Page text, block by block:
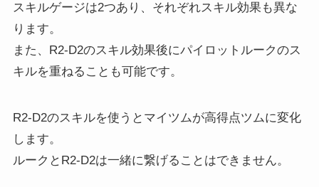
スキルゲージは2つあり、それぞれスキル効果も異な
ります。
また、R2-D2のスキル効果後にパイロットルークのス
キルを重ねることも可能です。
R2-D2のスキルを使うとマイツムが高得点ツムに変化
します。
ルークとR2-D2は一緒に繋げることはできません。